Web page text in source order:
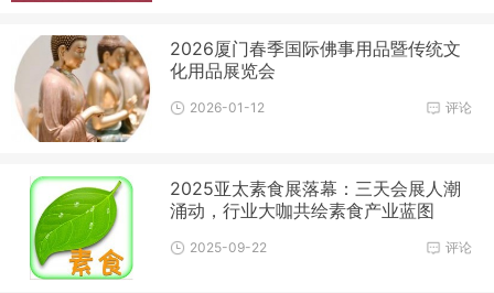
2026厦门春季国际佛事用品暨传统文
化用品展览会
评论
2026-01-12
2025亚太素食展落幕：三天会展人潮
涌动，行业大咖共绘素食产业蓝图
评论
2025-09-22